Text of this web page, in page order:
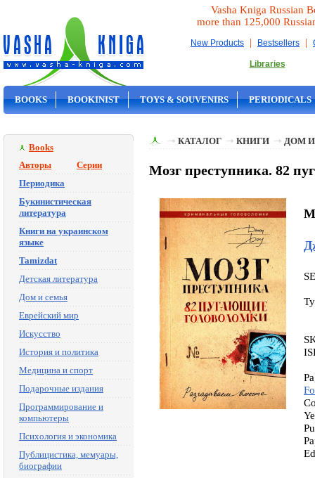
Vasha Kniga Russian
more than 125,000
New Products | Bestsellers |
Libraries
BOOKS BOOKINIST TOYS & SOUVENIRS PERIODICALS
Books
Авторы
Серии
Периодика
Букинистическая
литература
Книги на украинском
языке
Tamizdat
Детская литература
Дом и семья
Еврейский мир
Искусство
История и политика
Медицина и спорт
Подарочные издания
Программирование и
компьютеры
Психология и экономика
Публицистика, мемуары,
биографии
КАТАЛОГ КНИГИ ДОМ
Мозг преступника. 82